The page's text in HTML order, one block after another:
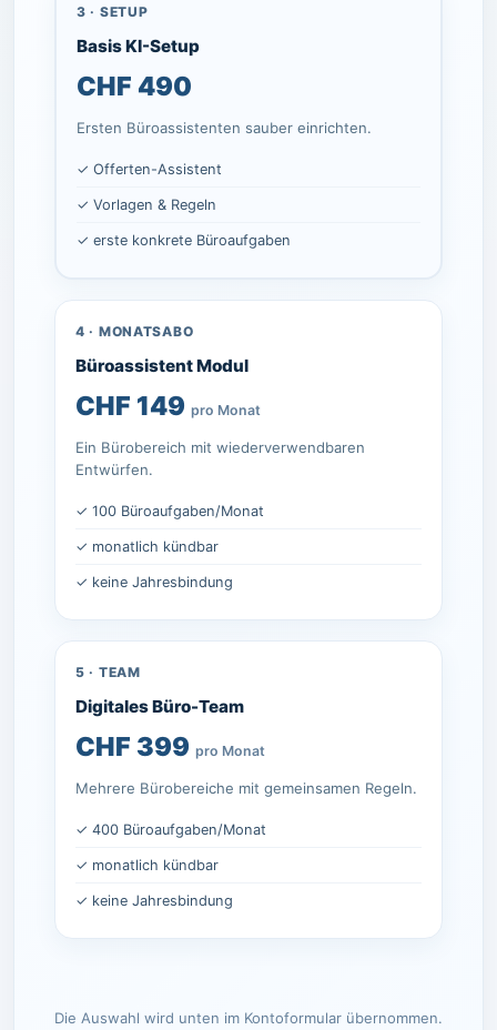
3 · SETUP
Basis KI-Setup
CHF 490
Ersten Büroassistenten sauber einrichten.
✓ Offerten-Assistent
✓ Vorlagen & Regeln
✓ erste konkrete Büroaufgaben
4 · MONATSABO
Büroassistent Modul
CHF 149 pro Monat
Ein Bürobereich mit wiederverwendbaren
Entwürfen.
✓ 100 Büroaufgaben/Monat
✓ monatlich kündbar
✓ keine Jahresbindung
5 · TEAM
Digitales Büro-Team
CHF 399 pro Monat
Mehrere Bürobereiche mit gemeinsamen Regeln.
✓ 400 Büroaufgaben/Monat
✓ monatlich kündbar
✓ keine Jahresbindung
Die Auswahl wird unten im Kontoformular übernommen.